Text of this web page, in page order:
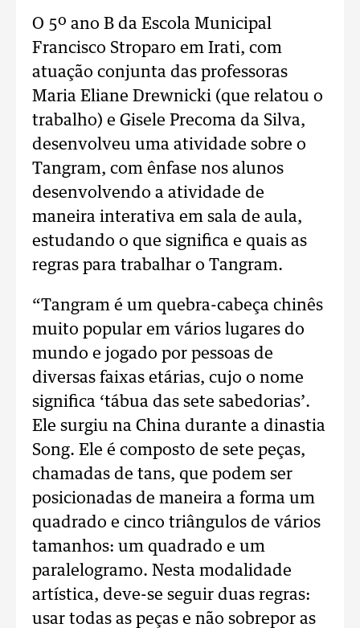
O 5º ano B da Escola Municipal
Francisco Stroparo em Irati, com
atuação conjunta das professoras
Maria Eliane Drewnicki (que relatou o
trabalho) e Gisele Precoma da Silva,
desenvolveu uma atividade sobre o
Tangram, com ênfase nos alunos
desenvolvendo a atividade de
maneira interativa em sala de aula,
estudando o que significa e quais as
regras para trabalhar o Tangram.
“Tangram é um quebra-cabeça chinês
muito popular em vários lugares do
mundo e jogado por pessoas de
diversas faixas etárias, cujo o nome
significa ‘tábua das sete sabedorias’.
Ele surgiu na China durante a dinastia
Song. Ele é composto de sete peças,
chamadas de tans, que podem ser
posicionadas de maneira a forma um
quadrado e cinco triângulos de vários
tamanhos: um quadrado e um
paralelogramo. Nesta modalidade
artística, deve-se seguir duas regras:
usar todas as peças e não sobrepor as